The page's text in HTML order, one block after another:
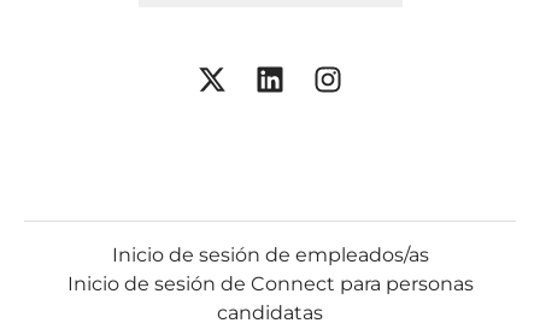
Inicio de sesión de empleados/as
Inicio de sesión de Connect para personas
candidatas